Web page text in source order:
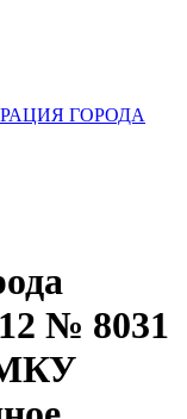
ГОРОДА
№ 8031
МКУ